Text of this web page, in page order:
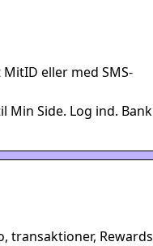
eller med SMS-
Min Side. Log ind. Bank
transaktioner, Rewards